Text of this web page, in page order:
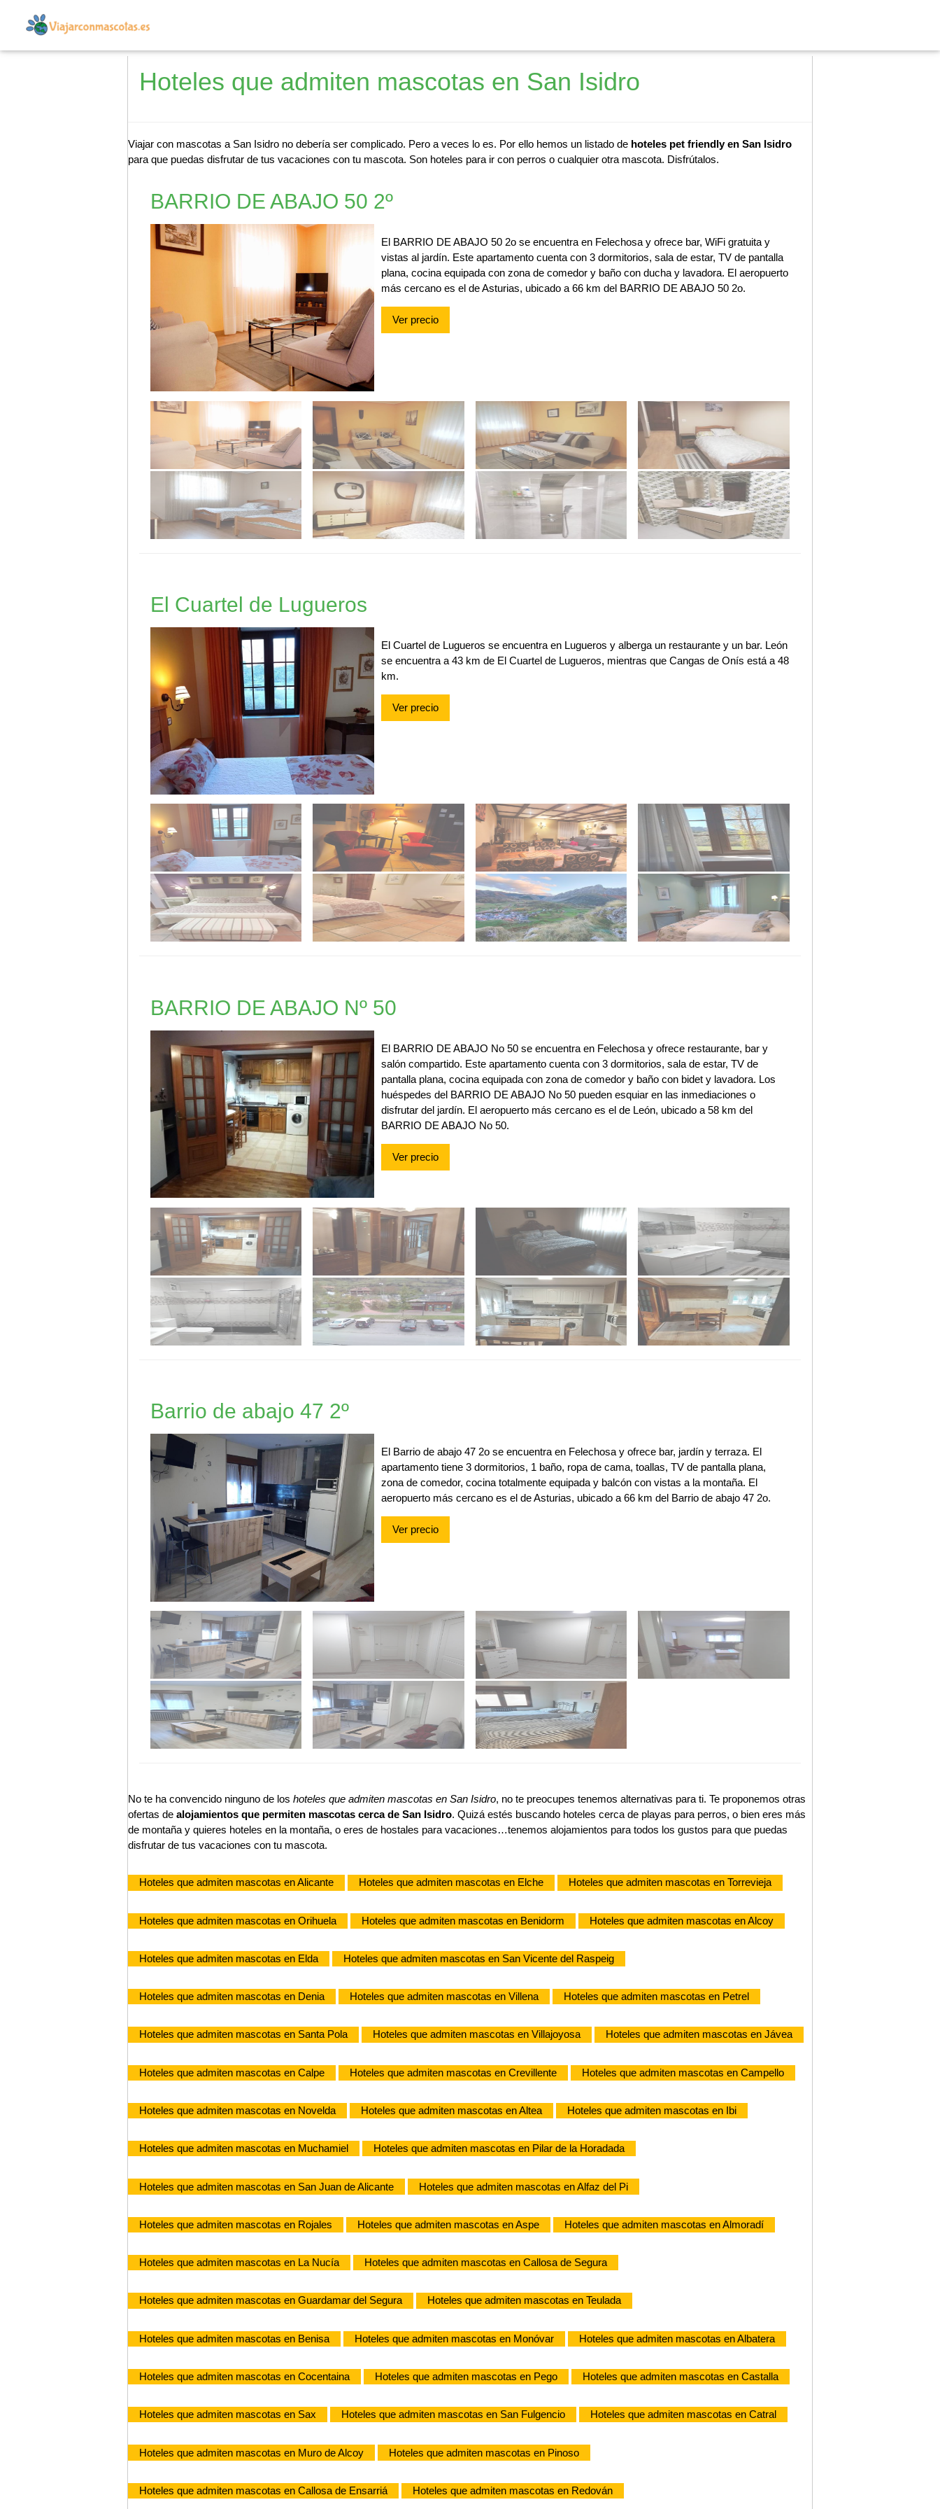
Hoteles que admiten mascotas en San Isidro
Viajar con mascotas a San Isidro no debería ser complicado. Pero a veces lo es. Por ello hemos un listado de hoteles pet friendly en San Isidro
para que puedas disfrutar de tus vacaciones con tu mascota. Son hoteles para ir con perros o cualquier otra mascota. Disfrútalos.
BARRIO DE ABAJO 50 2º
El BARRIO DE ABAJO 50 2o se encuentra en Felechosa y ofrece bar, WiFi gratuita y
vistas al jardín. Este apartamento cuenta con 3 dormitorios, sala de estar, TV de pantalla
plana, cocina equipada con zona de comedor y baño con ducha y lavadora. El aeropuerto
más cercano es el de Asturias, ubicado a 66 km del BARRIO DE ABAJO 50 2o.
Ver precio
El Cuartel de Lugueros
El Cuartel de Lugueros se encuentra en Lugueros y alberga un restaurante y un bar. León
se encuentra a 43 km de El Cuartel de Lugueros, mientras que Cangas de Onís está a 48
km.
Ver precio
BARRIO DE ABAJO Nº 50
El BARRIO DE ABAJO No 50 se encuentra en Felechosa y ofrece restaurante, bar y
salón compartido. Este apartamento cuenta con 3 dormitorios, sala de estar, TV de
pantalla plana, cocina equipada con zona de comedor y baño con bidet y lavadora. Los
huéspedes del BARRIO DE ABAJO No 50 pueden esquiar en las inmediaciones o
disfrutar del jardín. El aeropuerto más cercano es el de León, ubicado a 58 km del
BARRIO DE ABAJO No 50.
Ver precio
Barrio de abajo 47 2º
El Barrio de abajo 47 2o se encuentra en Felechosa y ofrece bar, jardín y terraza. El
apartamento tiene 3 dormitorios, 1 baño, ropa de cama, toallas, TV de pantalla plana,
zona de comedor, cocina totalmente equipada y balcón con vistas a la montaña. El
aeropuerto más cercano es el de Asturias, ubicado a 66 km del Barrio de abajo 47 2o.
Ver precio
No te ha convencido ninguno de los hoteles que admiten mascotas en San Isidro, no te preocupes tenemos alternativas para ti. Te proponemos otras
ofertas de alojamientos que permiten mascotas cerca de San Isidro. Quizá estés buscando hoteles cerca de playas para perros, o bien eres más
de montaña y quieres hoteles en la montaña, o eres de hostales para vacaciones…tenemos alojamientos para todos los gustos para que puedas
disfrutar de tus vacaciones con tu mascota.
Hoteles que admiten mascotas en Alicante Hoteles que admiten mascotas en Elche Hoteles que admiten mascotas en Torrevieja
Hoteles que admiten mascotas en Orihuela Hoteles que admiten mascotas en Benidorm Hoteles que admiten mascotas en Alcoy
Hoteles que admiten mascotas en Elda Hoteles que admiten mascotas en San Vicente del Raspeig
Hoteles que admiten mascotas en Denia Hoteles que admiten mascotas en Villena Hoteles que admiten mascotas en Petrel
Hoteles que admiten mascotas en Santa Pola Hoteles que admiten mascotas en Villajoyosa Hoteles que admiten mascotas en Jávea
Hoteles que admiten mascotas en Calpe Hoteles que admiten mascotas en Crevillente Hoteles que admiten mascotas en Campello
Hoteles que admiten mascotas en Novelda Hoteles que admiten mascotas en Altea Hoteles que admiten mascotas en Ibi
Hoteles que admiten mascotas en Muchamiel Hoteles que admiten mascotas en Pilar de la Horadada
Hoteles que admiten mascotas en San Juan de Alicante Hoteles que admiten mascotas en Alfaz del Pi
Hoteles que admiten mascotas en Rojales Hoteles que admiten mascotas en Aspe Hoteles que admiten mascotas en Almoradí
Hoteles que admiten mascotas en La Nucía Hoteles que admiten mascotas en Callosa de Segura
Hoteles que admiten mascotas en Guardamar del Segura Hoteles que admiten mascotas en Teulada
Hoteles que admiten mascotas en Benisa Hoteles que admiten mascotas en Monóvar Hoteles que admiten mascotas en Albatera
Hoteles que admiten mascotas en Cocentaina Hoteles que admiten mascotas en Pego Hoteles que admiten mascotas en Castalla
Hoteles que admiten mascotas en Sax Hoteles que admiten mascotas en San Fulgencio Hoteles que admiten mascotas en Catral
Hoteles que admiten mascotas en Muro de Alcoy Hoteles que admiten mascotas en Pinoso
Hoteles que admiten mascotas en Callosa de Ensarriá Hoteles que admiten mascotas en Redován